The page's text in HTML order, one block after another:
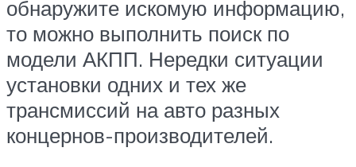
обнаружите искомую информацию,
то можно выполнить поиск по
модели АКПП. Нередки ситуации
установки одних и тех же
трансмиссий на авто разных
концернов-производителей.